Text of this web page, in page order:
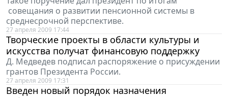
совещания о развитии пенсионной системы в
среднесрочной перспективе.
27 апреля 2009 17:44
Творческие проекты в области культуры и
искусства получат финансовую поддержку
Д. Медведев подписал распоряжение о присуждении
грантов Президента России.
27 апреля 2009 17:31
Введен новый порядок назначения